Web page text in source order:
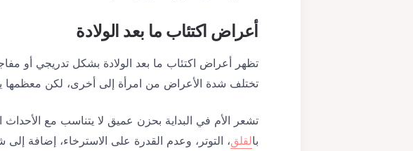
أعراض اكتئاب ما بعد الولادة
تظهر أعراض اكتئاب ما بعد الولادة بشكل تدريجي أو
تختلف شدة الأعراض من امرأة إلى أخرى، لكن
تشعر الأم في البداية بحزن عميق لا يتناسب مع
بالقلق، التوتر، وعدم القدرة على الاسترخاء، إضافة